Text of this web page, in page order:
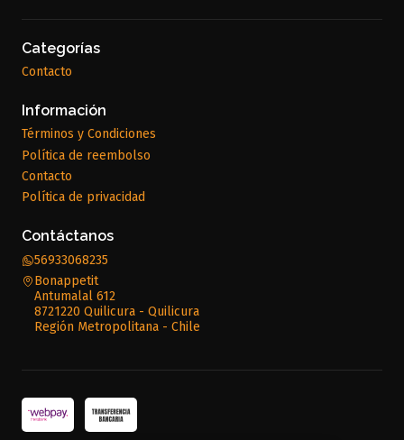
Categorías
Contacto
Información
Términos y Condiciones
Política de reembolso
Contacto
Política de privacidad
Contáctanos
56933068235
Bonappetit
Antumalal 612
8721220 Quilicura - Quilicura
Región Metropolitana - Chile